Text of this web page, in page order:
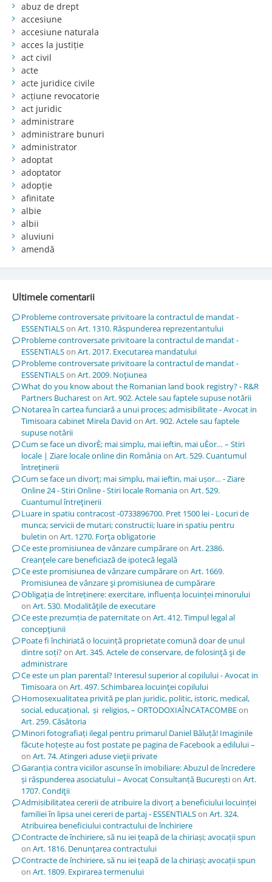
abuz de drept
accesiune
accesiune naturala
acces la justiție
act civil
acte
acte juridice civile
acțiune revocatorie
act juridic
administrare
administrare bunuri
administrator
adoptat
adoptator
adopție
afinitate
albie
albii
aluviuni
amendă
Ultimele comentarii
Probleme controversate privitoare la contractul de mandat -
ESSENTIALSon Art. 1310. Răspunderea reprezentantului
Probleme controversate privitoare la contractul de mandat -
ESSENTIALSon Art. 2017. Executarea mandatului
Probleme controversate privitoare la contractul de mandat -
ESSENTIALSon Art. 2009. Noţiunea
What do you know about the Romanian land book registry? - R&R
Partners Buchareston Art. 902. Actele sau faptele supuse notării
Notarea în cartea funciară a unui proces; admisibilitate - Avocat in
Timisoara cabinet Mirela David on Art. 902. Actele sau faptele
supuse notării
Cum se face un divorÈ; mai simplu, mai ieftin, mai uÈor… – Stiri
locale | Ziare locale online din Româniaon Art. 529. Cuantumul
întreţinerii
Cum se face un divorț; mai simplu, mai ieftin, mai ușor… - Ziare
Online 24 - Stiri Online - Stiri locale Romaniaon Art. 529.
Cuantumul întreţinerii
Luare in spatiu contracost -0733896700. Pret 1500 lei - Locuri de
munca; servicii de mutari; constructii; luare in spatiu pentru
buletin on Art. 1270. Forţa obligatorie
Ce este promisiunea de vânzare cumpărareon Art. 2386.
Creanţele care beneficiază de ipotecă legală
Ce este promisiunea de vânzare cumpărareon Art. 1669.
Promisiunea de vânzare şi promisiunea de cumpărare
Obligația de întreținere: exercitare, influența locuinței minorului
on Art. 530. Modalităţile de executare
Ce este prezumția de paternitateon Art. 412. Timpul legal al
concepţiunii
Poate fi închiriată o locuință proprietate comună doar de unul
dintre soți?on Art. 345. Actele de conservare, de folosinţă şi de
administrare
Ce este un plan parental? Interesul superior al copilului - Avocat in
Timisoaraon Art. 497. Schimbarea locuinţei copilului
Homosexualitatea privită pe plan juridic, politic, istoric, medical,
social, educațional, și religios, – ORTODOXIAÎNCATACOMBEon
Art. 259. Căsătoria
Minori fotografiați ilegal pentru primarul Daniel Băluță! Imaginile
făcute hoțește au fost postate pe pagina de Facebook a edilului –
on Art. 74. Atingeri aduse vieţii private
Garanția contra viciilor ascunse în imobiliare: Abuzul de încredere
și răspunderea asociatului – Avocat Consultanță Bucureștion Art.
1707. Condiţii
Admisibilitatea cererii de atribuire la divorț a beneficiului locuinței
familiei în lipsa unei cereri de partaj - ESSENTIALSon Art. 324.
Atribuirea beneficiului contractului de închiriere
Contracte de închiriere, să nu iei țeapă de la chiriași; avocații spun
on Art. 1816. Denunţarea contractului
Contracte de închiriere, să nu iei țeapă de la chiriași; avocații spun
on Art. 1809. Expirarea termenului